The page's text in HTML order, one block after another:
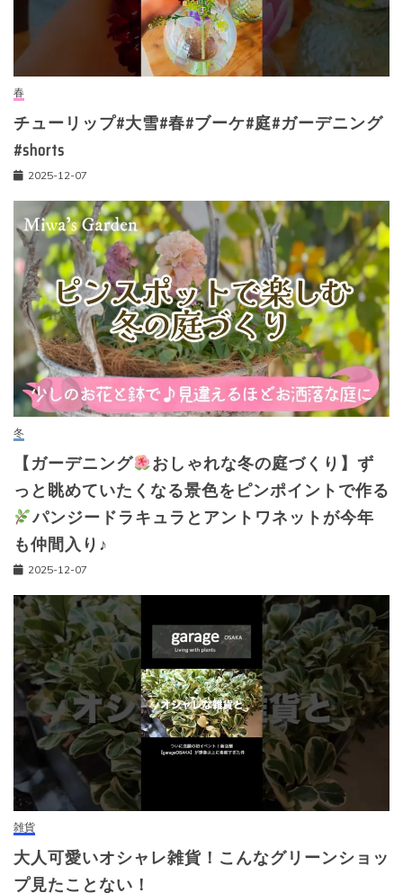
春
チューリップ#大雪#春#ブーケ#庭#ガーデニング
#shorts
2025-12-07
冬
【ガーデニング
おしゃれな冬の庭づくり】ず
っと眺めていたくなる景色をピンポイントで作る
パンジードラキュラとアントワネットが今年
も仲間入り♪
2025-12-07
雑貨
大人可愛いオシャレ雑貨！こんなグリーンショッ
プ見たことない！